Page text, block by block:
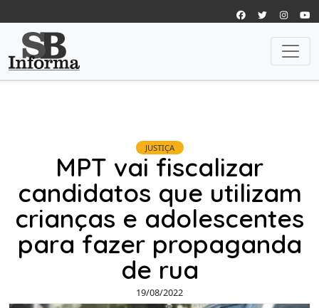
JUSTIÇA
MPT vai fiscalizar
candidatos que utilizam
crianças e adolescentes
para fazer propaganda
de rua
19/08/2022